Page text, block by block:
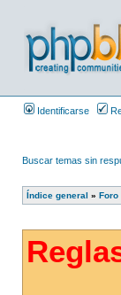
Identificarse
Buscar temas sin
Índice general » Foro